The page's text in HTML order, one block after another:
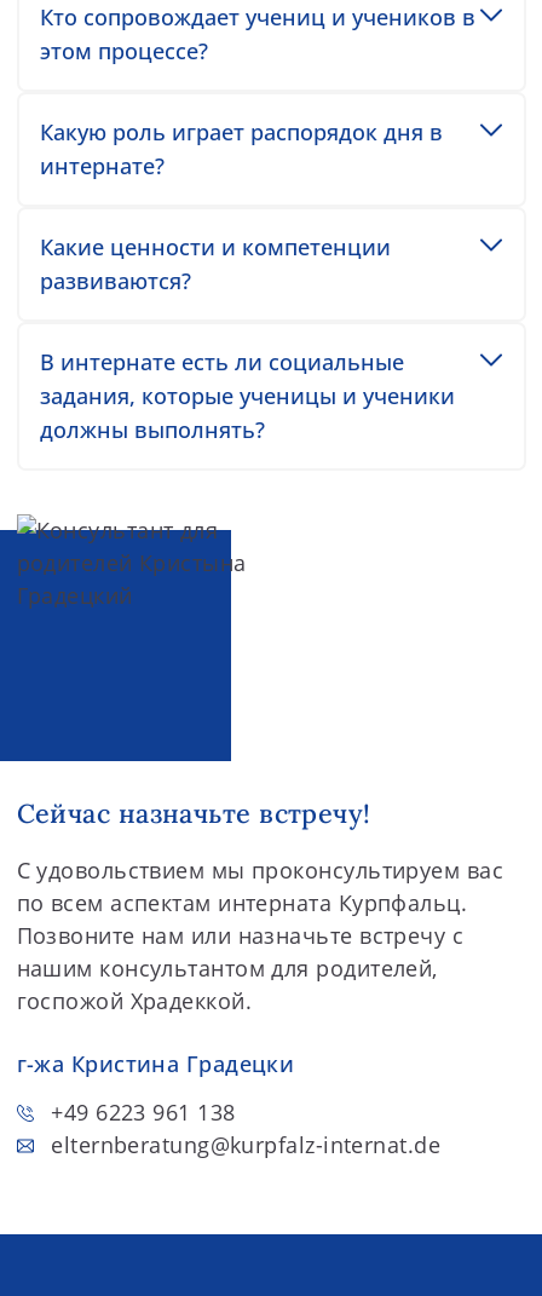
Сейчас назначьте встречу!
С удовольствием мы проконсультируем вас
по всем аспектам интерната Курпфальц.
Позвоните нам или назначьте встречу с
нашим консультантом для родителей,
госпожой Храдеккой.
г-жа Кристина Градецки
+49 6223 961 138
elternberatung@kurpfalz-internat.de
Кто сопровождает учениц и учеников в
этом процессе?
Toggle accordion item
Какую роль играет распорядок дня в
интернате?
Toggle accordion item
Какие ценности и компетенции
развиваются?
Toggle accordion item
В интернате есть ли социальные
задания, которые ученицы и ученики
должны выполнять?
Toggle accordion item